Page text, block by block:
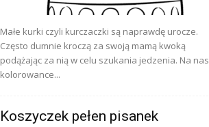
Małe kurki czyli kurczaczki są naprawdę urocze.
Często dumnie kroczą za swoją mamą kwoką
podążając za nią w celu szukania jedzenia. Na
kolorowance...
Koszyczek pełen pisanek